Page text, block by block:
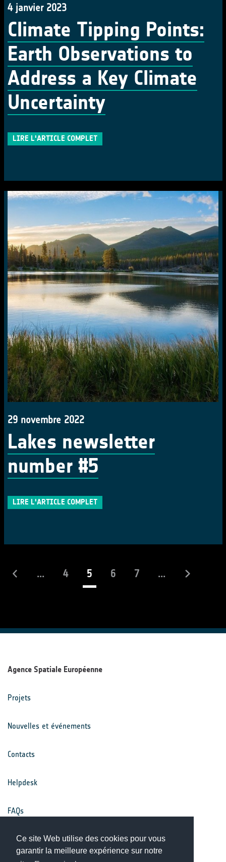
Ce site Web utilise des cookies pour vous
garantir la meilleure expérience sur notre
4 janvier 2023
Climate Tipping Points:
Earth Observations to
Address a Key Climate
Uncertainty
LIRE L'ARTICLE COMPLET
29 novembre 2022
Lakes newsletter
number #5
LIRE L'ARTICLE COMPLET
... 4 5(actuel)
6 7 ...
Agence Spatiale Européenne
Projets
Nouvelles et événements
Contacts
Helpdesk
FAQs
Conditions générales